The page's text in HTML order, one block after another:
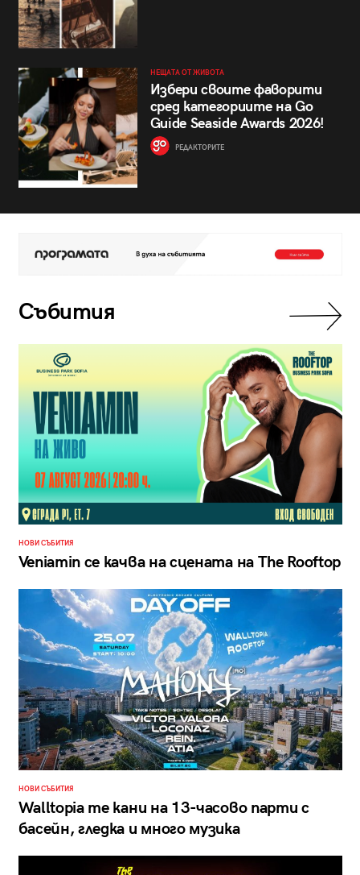
НЕЩАТА ОТ ЖИВОТА
Избери своите фаворити
сред категориите на Go
Guide Seaside Awards 2026!
РЕДАКТОРИТЕ
Събития
НОВИ СЪБИТИЯ
Veniamin се качва на сцената на The Rooftop
НОВИ СЪБИТИЯ
Walltopia те кани на 13-часово парти с
басейн, гледка и много музика